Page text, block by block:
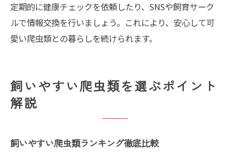
定期的に健康チェックを依頼したり、SNSや飼育サーク
ルで情報交換を行いましょう。これにより、安心して可
愛い爬虫類との暮らしを続けられます。
飼いやすい爬虫類を選ぶポイント
解説
飼いやすい爬虫類ランキング徹底比較